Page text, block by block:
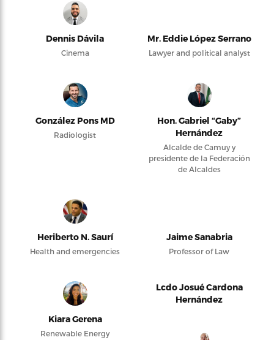
Dennis Dávila
Cinema
Mr. Eddie López Serrano
Lawyer and political analyst
González Pons MD
Radiologist
Hon. Gabriel “Gaby”
Hernández
Alcalde de Camuy y
presidente de la Federación
de Alcaldes
Heriberto N. Saurí
Health and emergencies
Jaime Sanabria
Professor of Law
Kiara Gerena
Renewable Energy
Lcdo Josué Cardona
Hernández